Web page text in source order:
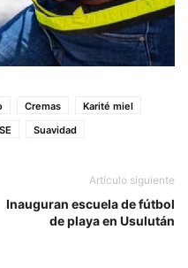
Cremas
Karité miel
Suavidad
Artículo siguiente
Inauguran escuela de fútbol
de playa en Usulután